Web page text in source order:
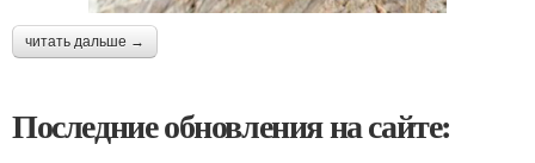
читать дальше →
Последние обновления на сайте: